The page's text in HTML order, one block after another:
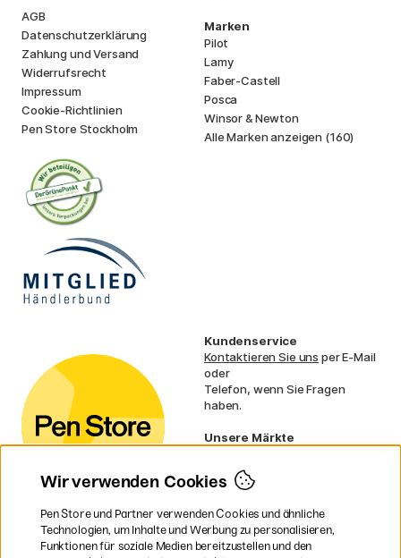
AGB
Datenschutzerklärung
Zahlung und Versand
Widerrufsrecht
Impressum
Cookie-Richtlinien
Pen Store Stockholm
Marken
Pilot
Lamy
Faber-Castell
Posca
Winsor & Newton
Alle Marken anzeigen (160)
Kundenservice
Kontaktieren Sie uns per E-Mail
oder
Telefon, wenn Sie Fragen
haben.
Unsere Märkte
Norwegen
Dänemark
Frankreich
Irland
Niederlande
Wir verwenden Cookies
Pen Store und Partner verwenden Cookies und ähnliche
Technologien, um Inhalte und Werbung zu personalisieren,
Funktionen für soziale Medien bereitzustellen und den